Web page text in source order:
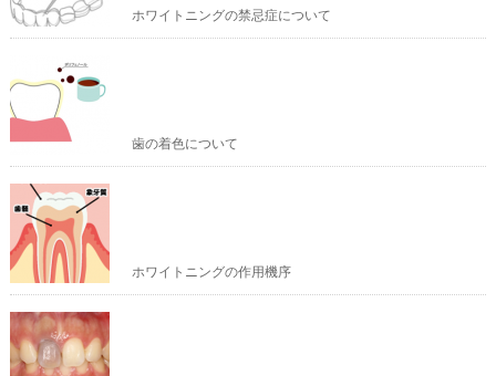
ホワイトニングの禁忌症について
歯の着色について
ホワイトニングの作用機序